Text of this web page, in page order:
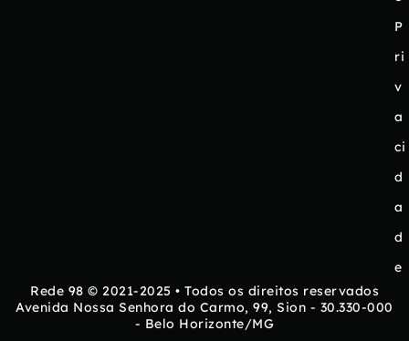
P
ri
v
a
ci
d
a
d
e
Rede 98 © 2021-2025 • Todos os direitos reservados
Avenida Nossa Senhora do Carmo, 99, Sion - 30.330-000
- Belo Horizonte/MG